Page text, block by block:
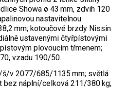
Showa ø 43 mm, zdvih 120
nastavitelnou
mm; kotoučové brzdy Nissin
ustavenými čtyřpístovými
plovoucím třmenem;
vzadu 190/50.
v 2077/685/1135 mm; světlá
bez náplní/celková 211/380 kg;